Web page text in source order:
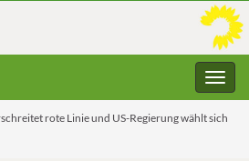
rote Linie und US-Regierung wählt sich